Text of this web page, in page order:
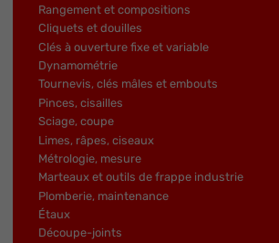
Rangement et compositions
Cliquets et douilles
Clés à ouverture fixe et variable
Dynamométrie
Tournevis, clés mâles et embouts
Pinces, cisailles
Sciage, coupe
Limes, râpes, ciseaux
Métrologie, mesure
Marteaux et outils de frappe industrie
Plomberie, maintenance
Étaux
Découpe-joints